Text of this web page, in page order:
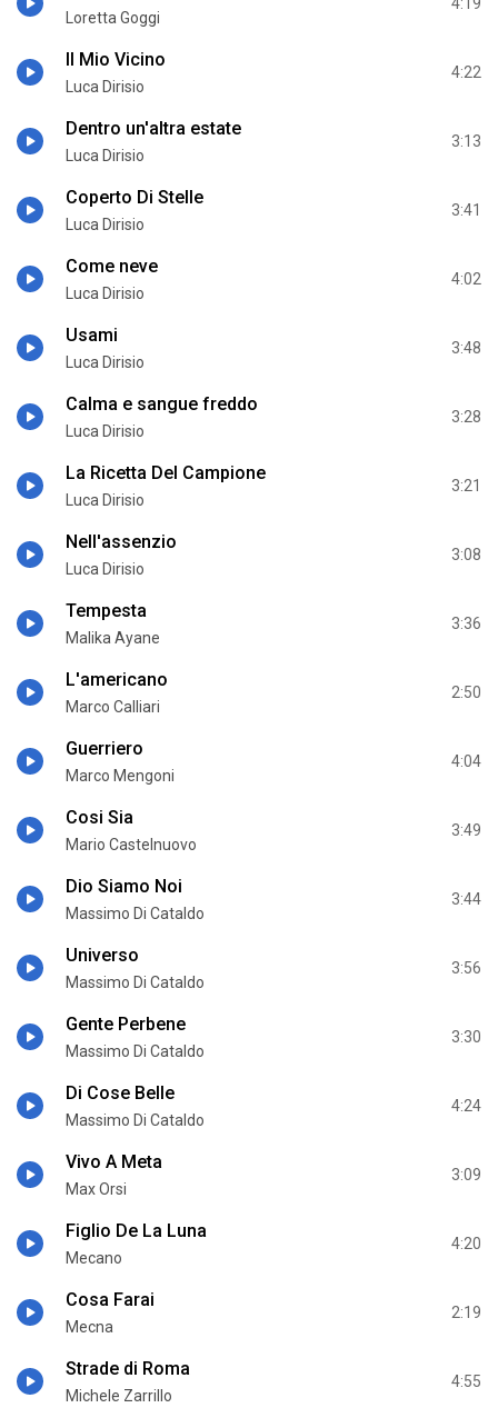
Loretta Goggi
Il Mio Vicino
Luca Dirisio
4:22
Dentro un'altra estate
Luca Dirisio
3:13
Coperto Di Stelle
Luca Dirisio
3:41
Come neve
Luca Dirisio
4:02
Usami
Luca Dirisio
3:48
Calma e sangue freddo
Luca Dirisio
3:28
La Ricetta Del Campione
Luca Dirisio
3:21
Nell'assenzio
Luca Dirisio
3:08
Tempesta
Malika Ayane
3:36
L'americano
Marco Calliari
2:50
Guerriero
Marco Mengoni
4:04
Cosi Sia
Mario Castelnuovo
3:49
Dio Siamo Noi
Massimo Di Cataldo
3:44
Universo
Massimo Di Cataldo
3:56
Gente Perbene
Massimo Di Cataldo
3:30
Di Cose Belle
Massimo Di Cataldo
4:24
Vivo A Meta
Max Orsi
3:09
Figlio De La Luna
Mecano
4:20
Cosa Farai
Mecna
2:19
Strade di Roma
Michele Zarrillo
4:55